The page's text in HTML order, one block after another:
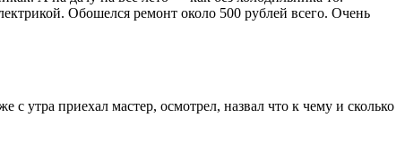
Обошелся ремонт около 500 рублей всего. Очень
утра приехал мастер, осмотрел, назвал что к чему и сколько